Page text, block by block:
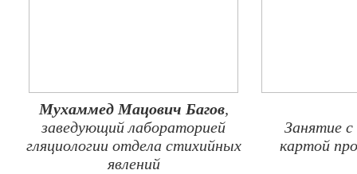
Мухаммед Мацович Багов,
заведующий лабораторией
гляциологии отдела стихийных
явлений
Занятие
картой